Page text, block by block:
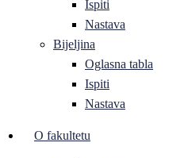
Ispiti
Nastava
Bijeljina
Oglasna tabla
Ispiti
Nastava
O fakultetu